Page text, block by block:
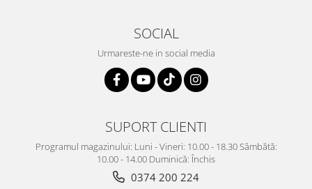
SOCIAL
Urmareste-ne in social media
SUPORT CLIENTI
Programul magazinului: Luni - Vineri: 10.00 - 18.30 Sâmbătă:
10.00 - 14.00 Duminică: Închis
0374 200 224